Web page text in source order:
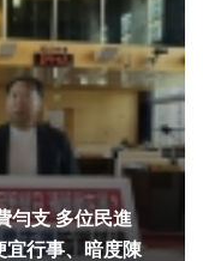
宜行事、暗度陳